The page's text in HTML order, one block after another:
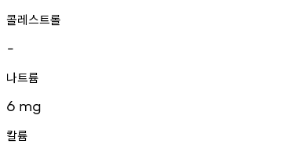
콜레스트롤
-
나트륨
6 mg
칼륨